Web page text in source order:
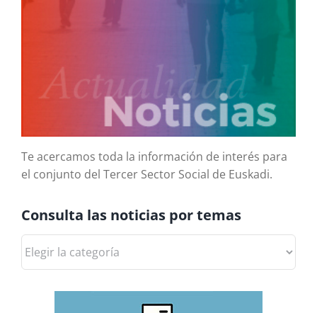
Te acercamos toda la información de interés para
el conjunto del Tercer Sector Social de Euskadi.
Consulta las noticias por temas
las